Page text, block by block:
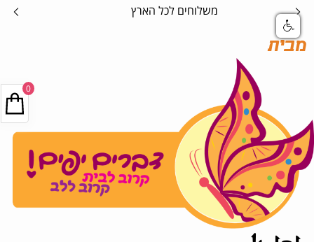
מבית
0